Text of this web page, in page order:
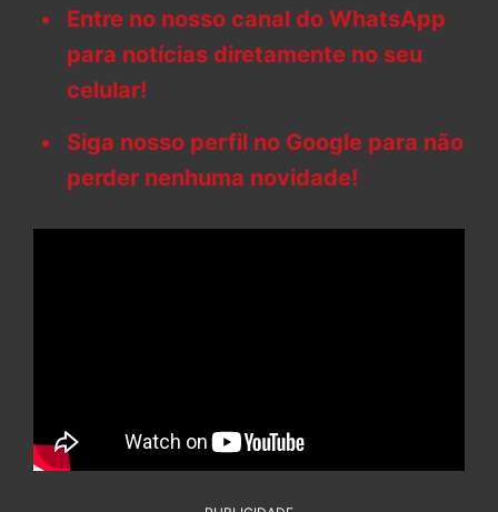
Entre no nosso canal do WhatsApp
para notícias diretamente no seu
celular!
Siga nosso perfil no Google para não
perder nenhuma novidade!